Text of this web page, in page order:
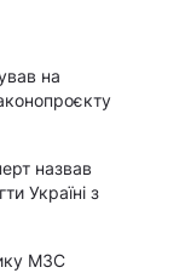
на
назвав
Україні з
МЗС